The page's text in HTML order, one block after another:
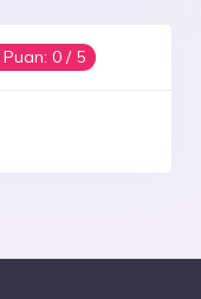
Puan:0 / 5